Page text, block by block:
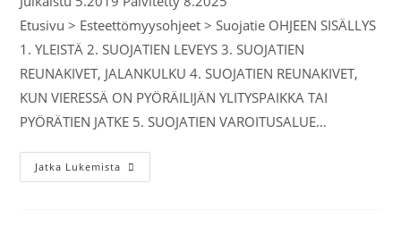
Etusivu > Esteettömyysohjeet > Suojatie OHJEEN SISÄLLYS
1. YLEISTÄ 2. SUOJATIEN LEVEYS 3. SUOJATIEN
REUNAKIVET, JALANKULKU 4. SUOJATIEN REUNAKIVET,
KUN VIERESSÄ ON PYÖRÄILIJÄN YLITYSPAIKKA TAI
PYÖRÄTIEN JATKE 5. SUOJATIEN VAROITUSALUE…
Jatka Lukemista